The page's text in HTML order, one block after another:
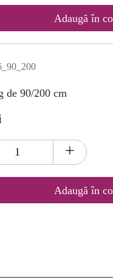
Adaugă în
de 90/200 cm
+
Adaugă în